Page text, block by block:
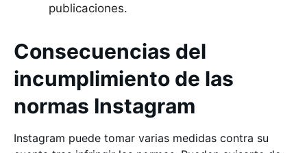
publicaciones.
Consecuencias del
incumplimiento de las
normas Instagram
Instagram puede tomar varias medidas contra su